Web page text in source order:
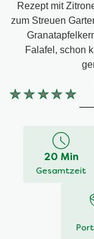
Rezept mit
zum Streuen
Falafel, schon
Keine
abgegeben20 Min
Gesamtzeit